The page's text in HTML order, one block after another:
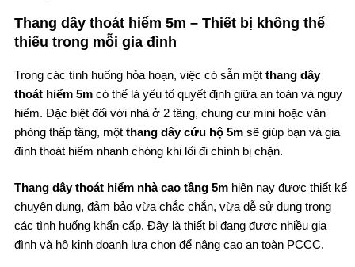
Thang dây thoát hiểm 5m – Thiết bị không thể
thiếu trong mỗi gia đình
Trong các tình huống hỏa hoạn, việc có sẵn một thang dây
thoát hiểm 5m có thể là yếu tố quyết định giữa an toàn và nguy
hiểm. Đặc biệt đối với nhà ở 2 tầng, chung cư mini hoặc văn
phòng thấp tầng, một thang dây cứu hộ 5m sẽ giúp bạn và gia
đình thoát hiểm nhanh chóng khi lối đi chính bị chặn.
Thang dây thoát hiểm nhà cao tầng 5m hiện nay được thiết kế
chuyên dụng, đảm bảo vừa chắc chắn, vừa dễ sử dụng trong
các tình huống khẩn cấp. Đây là thiết bị đang được nhiều gia
đình và hộ kinh doanh lựa chọn để nâng cao an toàn PCCC.